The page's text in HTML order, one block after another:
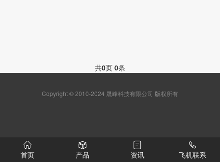
共0页 0条
Copyright © 2010-2024 晟峰科技有限公司 版权所有
首页 产品 资讯 飞机联系